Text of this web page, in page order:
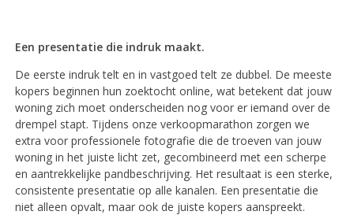
Een presentatie die indruk maakt.
De eerste indruk telt en in vastgoed telt ze dubbel. De meeste
kopers beginnen hun zoektocht online, wat betekent dat jouw
woning zich moet onderscheiden nog voor er iemand over de
drempel stapt. Tijdens onze verkoopmarathon zorgen we
extra voor professionele fotografie die de troeven van jouw
woning in het juiste licht zet, gecombineerd met een scherpe
en aantrekkelijke pandbeschrijving. Het resultaat is een sterke,
consistente presentatie op alle kanalen. Een presentatie die
niet alleen opvalt, maar ook de juiste kopers aanspreekt.